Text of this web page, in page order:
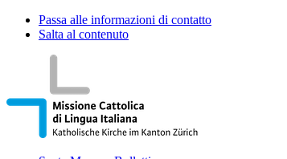
Passa alle informazioni di contatto
Salta al contenuto